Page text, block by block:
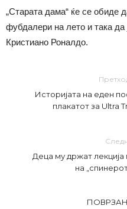
„Старата дама“ ќе се обиде
фубдалери на лето и така да
Кристиано Роналдо.
Историјата на еден
плакатот за Ultra
Деца му држат
на